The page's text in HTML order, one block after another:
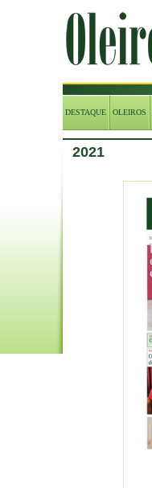
DESTAQUE OLEIROS
2021